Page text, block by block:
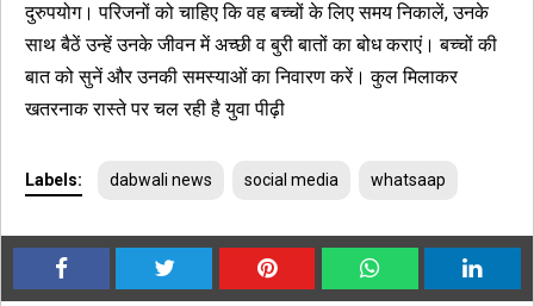
दुरुपयोग। परिजनों को चाहिए कि वह बच्चों के लिए समय निकालें, उनके
साथ बैठें उन्हें उनके जीवन में अच्छी व बुरी बातों का बोध कराएं। बच्चों की
बात को सुनें और उनकी समस्याओं का निवारण करें। कुल मिलाकर
खतरनाक रास्ते पर चल रही है युवा पीढ़ी
Labels: dabwali news social media whatsaap